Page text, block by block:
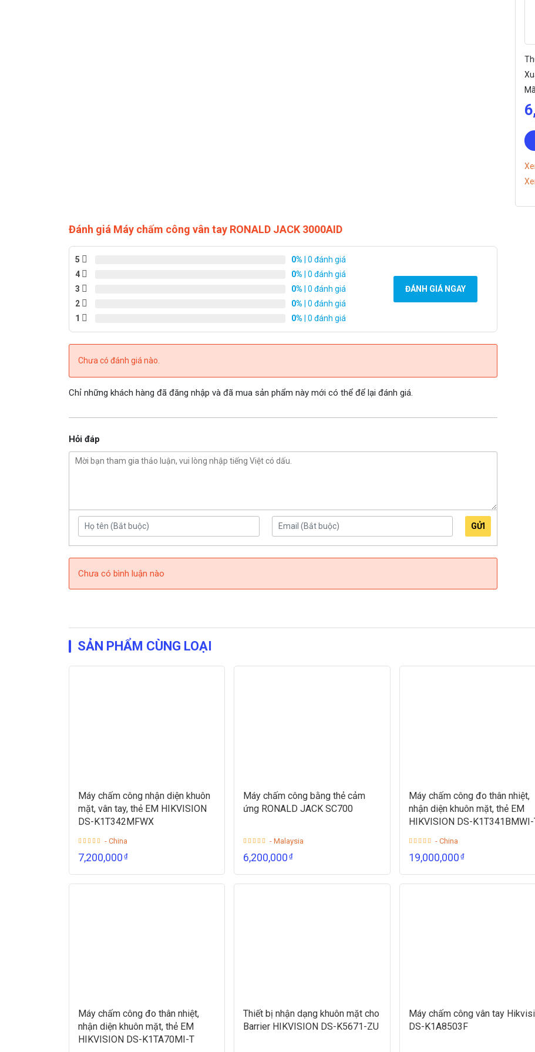
Đánh giá Máy chấm công vân tay RONALD JACK 3000AID
5 0% | 0 đánh giá
4
0% | 0 đánh giá
3
0% | 0 đánh giá
2
0% | 0 đánh giá
1
0% | 0 đánh giá
ĐÁNH GIÁ NGAY
Chưa có đánh giá nào.
Chỉ những khách hàng đã đăng nhập và đã mua sản phẩm này mới có thể để lại đánh giá.
Hỏi đáp
GỬI
Chưa có bình luận nào
SẢN PHẨM CÙNG LOẠI
Máy chấm công nhận diện khuôn
mặt, vân tay, thẻ EM HIKVISION
DS-K1T342MFWX
- China
7,200,000₫
Máy chấm công bằng thẻ cảm
ứng RONALD JACK SC700
- Malaysia
6,200,000₫
Máy chấm công đo thân nhiệt,
nhận diện khuôn mặt, thẻ EM
HIKVISION DS-
- China
19,000,000₫
Máy chấm công đo thân nhiệt,
nhận diện khuôn mặt, thẻ EM
HIKVISION DS-K1TA70MI-T
Thiết bị nhận dạng khuôn mặt cho
Barrier HIKVISION DS-K5671-ZU
Máy chấm công vân tay
DS-K1A8503F